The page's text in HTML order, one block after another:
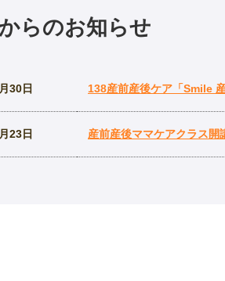
らのお知らせ
30日 138産前産後ケア「Smile
23日 産前産後ママケアクラス開